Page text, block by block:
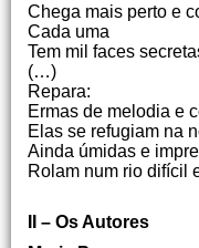
Chega mais perto e
Cada uma
Tem mil faces
(…)
Repara:
Ermas de melodia e
Elas se refugiam na
Ainda úmidas e
Rolam num rio difícil
II – Os Autores